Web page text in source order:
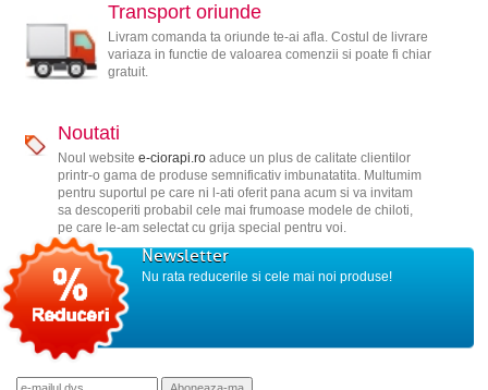
Transport oriunde
Livram comanda ta oriunde te-ai afla. Costul de livrare
variaza in functie de valoarea comenzii si poate fi chiar
gratuit.
Noutati
Noul website e-ciorapi.roaduce un plus de calitate clientilor
printr-o gama de produse semnificativ imbunatatita. Multumim
pentru suportul pe care ni l-ati oferit pana acum si va invitam
sa descoperiti probabil cele mai frumoase modele de chiloti,
pe care le-am selectat cu grija special pentru voi.
Newsletter
Nu rata reducerile si cele mai noi produse!